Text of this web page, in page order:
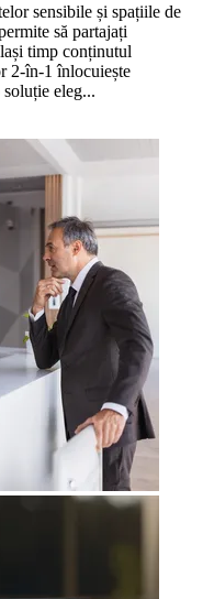
sensibile și spațiile de
să partajați
timp conținutul
2-în-1 înlocuiește
eleg...